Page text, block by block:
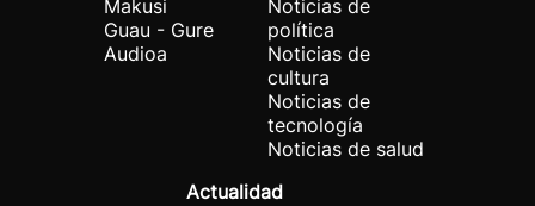
Makusi
Guau - Gure
Audioa
Noticias de
política
Noticias de
cultura
Noticias de
tecnología
Noticias de salud
Actualidad